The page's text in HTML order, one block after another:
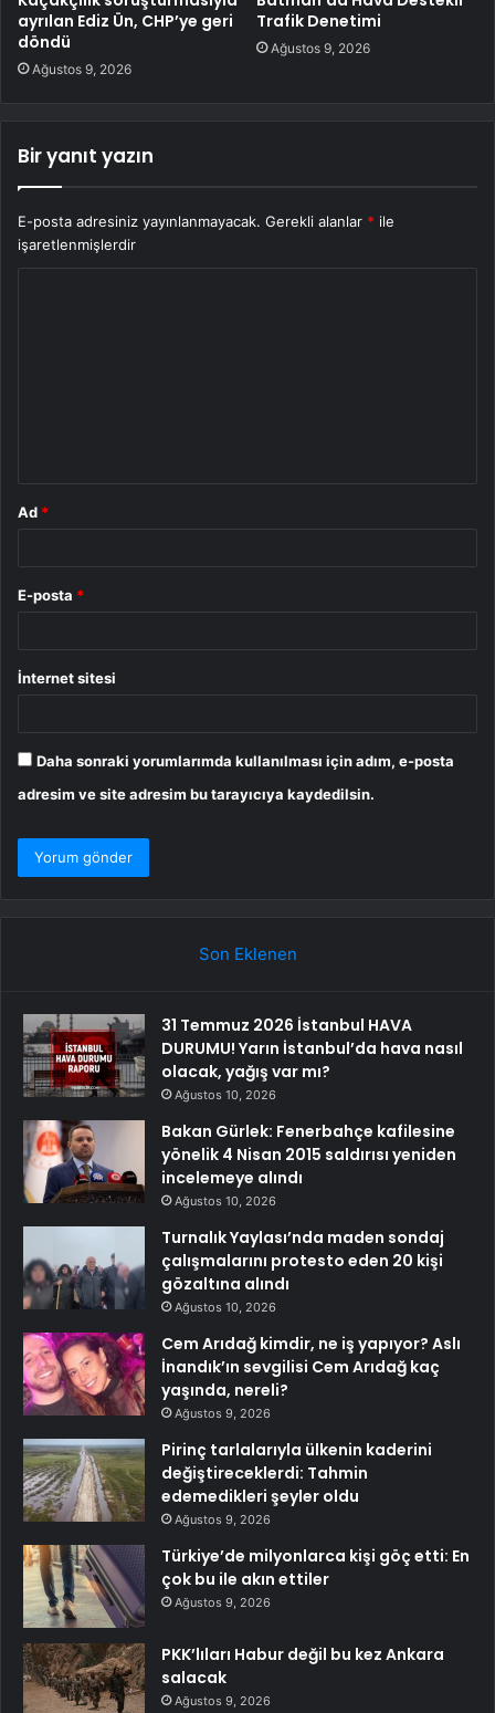
ayrılan Ediz Ün, CHP’ye geri
döndü
Ağustos 9, 2026
Trafik Denetimi
Ağustos 9, 2026
Bir yanıt yazın
E-posta adresiniz yayınlanmayacak. Gerekli alanlar * ile
işaretlenmişlerdir
Ad *
E-posta *
İnternet sitesi
Daha sonraki yorumlarımda kullanılması için adım, e-posta
adresim ve site adresim bu tarayıcıya kaydedilsin.
Son Eklenen
31 Temmuz 2026 İstanbul HAVA
DURUMU! Yarın İstanbul’da hava nasıl
olacak, yağış var mı?
Ağustos 10, 2026
Bakan Gürlek: Fenerbahçe kafilesine
yönelik 4 Nisan 2015 saldırısı yeniden
incelemeye alındı
Ağustos 10, 2026
Turnalık Yaylası’nda maden sondaj
çalışmalarını protesto eden 20 kişi
gözaltına alındı
Ağustos 10, 2026
Cem Arıdağ kimdir, ne iş yapıyor? Aslı
İnandık’ın sevgilisi Cem Arıdağ kaç
yaşında, nereli?
Ağustos 9, 2026
Pirinç tarlalarıyla ülkenin kaderini
değiştireceklerdi: Tahmin
edemedikleri şeyler oldu
Ağustos 9, 2026
Türkiye’de milyonlarca kişi göç etti: En
çok bu ile akın ettiler
Ağustos 9, 2026
PKK’lıları Habur değil bu kez Ankara
salacak
Ağustos 9, 2026